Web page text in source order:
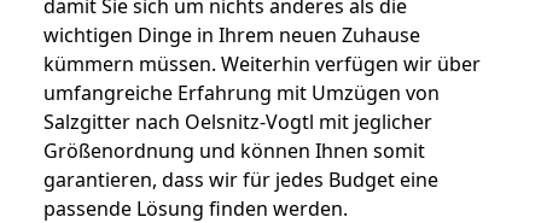
damit Sie sich um nichts anderes als die
wichtigen Dinge in Ihrem neuen Zuhause
kümmern müssen. Weiterhin verfügen wir über
umfangreiche Erfahrung mit Umzügen von
Salzgitter nach Oelsnitz-Vogtl mit jeglicher
Größenordnung und können Ihnen somit
garantieren, dass wir für jedes Budget eine
passende Lösung finden werden.